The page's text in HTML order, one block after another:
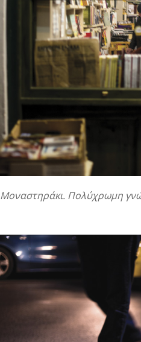
Μοναστηράκι. Πολύχρωμη